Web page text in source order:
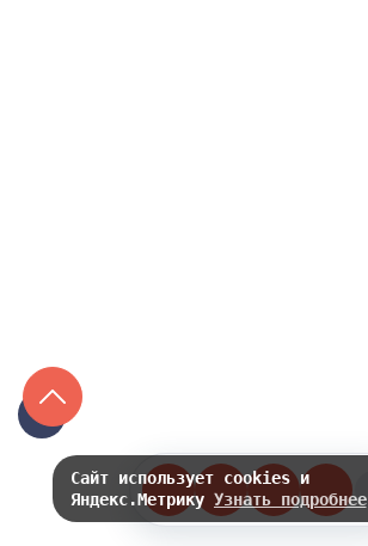
Сайт использует cookies и
Яндекс.Метрику Узнать подробнее